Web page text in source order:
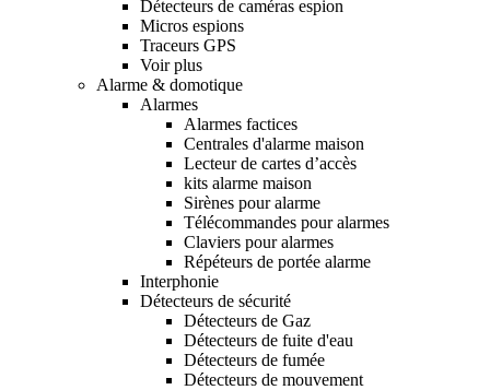
Détecteurs de caméras espion
Micros espions
Traceurs GPS
Voir plus
Alarme & domotique
Alarmes
Alarmes factices
Centrales d'alarme maison
Lecteur de cartes d’accès
kits alarme maison
Sirènes pour alarme
Télécommandes pour alarmes
Claviers pour alarmes
Répéteurs de portée alarme
Interphonie
Détecteurs de sécurité
Détecteurs de Gaz
Détecteurs de fuite d'eau
Détecteurs de fumée
Détecteurs de mouvement